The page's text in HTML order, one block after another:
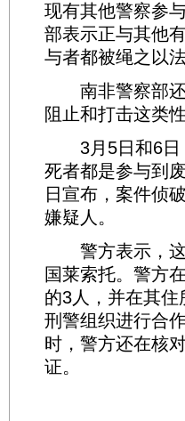
现有其他警察参
部表示正与其他
与者都被绳之以法
南非警察部还
阻止和打击这类
3月5日和6日
死者都是参与到
日宣布，案件侦
嫌疑人。
警方表示，这
国莱索托。警方
的3人，并在其
刑警组织进行合
时，警方还在核
证。